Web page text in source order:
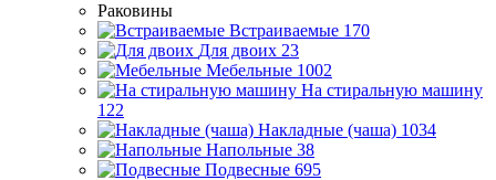
Раковины
Встраиваемые 170
Для двоих 23
Мебельные 1002
На стиральную машину
122
Накладные (чаша) 1034
Напольные 38
Подвесные 695